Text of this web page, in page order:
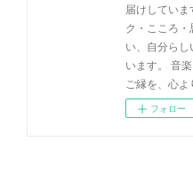
届けしてい
ク・こころ
い、自分ら
います。 音
ご縁を、心よ
フォロー